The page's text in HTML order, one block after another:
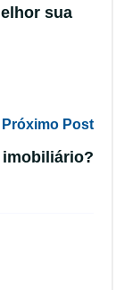
sua
Próximo Post
imobiliário?